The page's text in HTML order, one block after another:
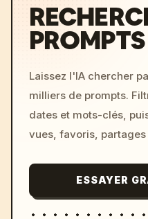
Laissez l'IA chercher
milliers de prompts.
dates et mots-clés,
vues, favoris, partages
ESSAYER